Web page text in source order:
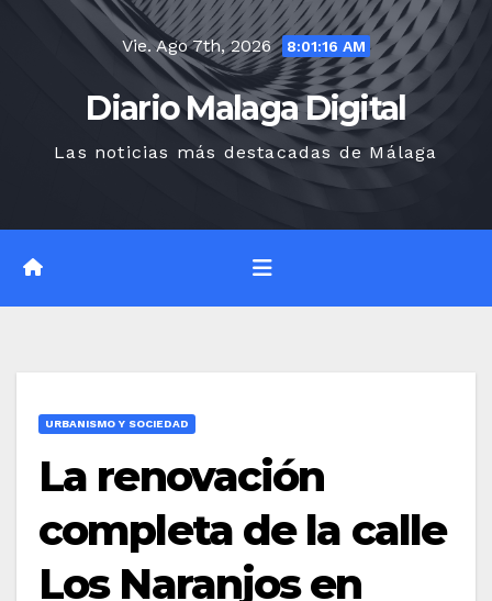
Vie. Ago 7th, 2026 8:01:17 AM
Diario Malaga Digital
Las noticias más destacadas de Málaga
URBANISMO Y SOCIEDAD
La renovación
completa de la calle
Los Naranjos en